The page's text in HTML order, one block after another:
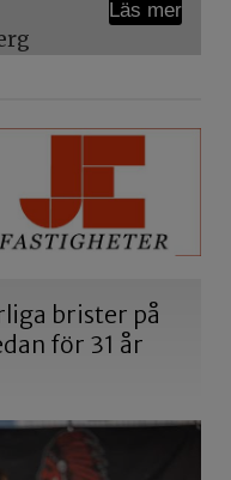
Läs mer
brister på
för 31 år